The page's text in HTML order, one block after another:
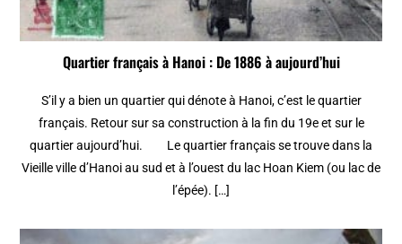
Quartier français à Hanoi : De 1886 à aujourd’hui
S’il y a bien un quartier qui dénote à Hanoi, c’est le quartier
français. Retour sur sa construction à la fin du 19e et sur le
quartier aujourd’hui. Le quartier français se trouve dans la
Vieille ville d’Hanoi au sud et à l’ouest du lac Hoan Kiem (ou lac de
l’épée). […]